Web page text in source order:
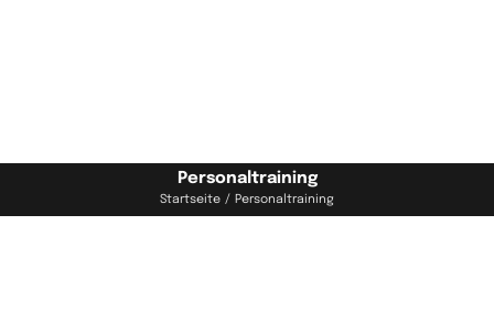
Personaltraining
Startseite Personaltraining